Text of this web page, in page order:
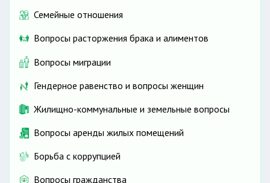
Семейные отношения
Вопросы расторжения брака и алиментов
Вопросы миграции
Гендерное равенство и вопросы женщин
Жилищно-коммунальные и земельные вопросы
Вопросы аренды жилых помещений
Борьба с коррупцией
Вопросы гражданства